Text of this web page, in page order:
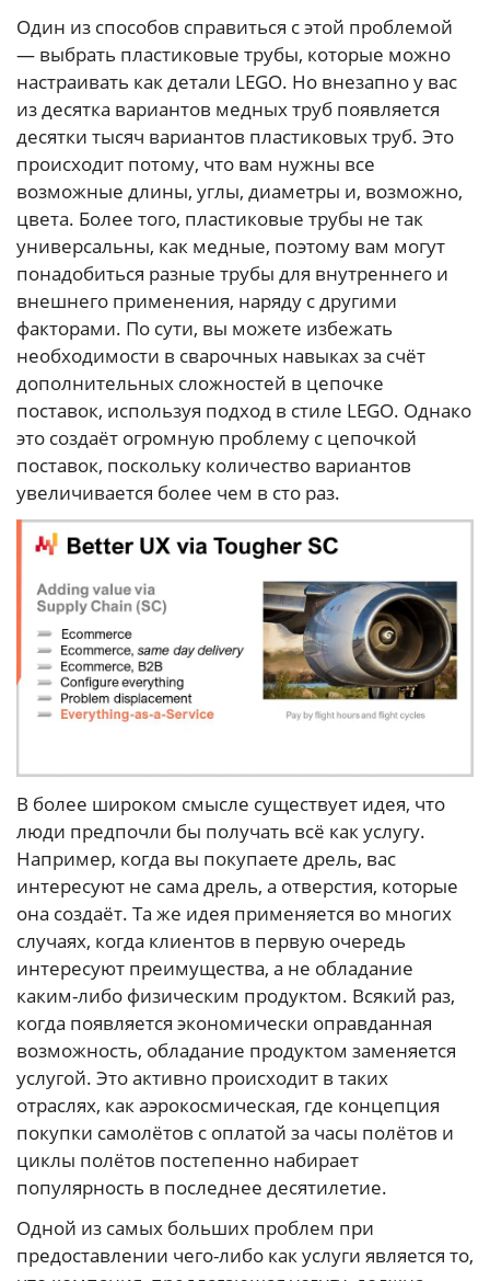
Один из способов справиться с этой проблемой
— выбрать пластиковые трубы, которые можно
настраивать как детали LEGO. Но внезапно у вас
из десятка вариантов медных труб появляется
десятки тысяч вариантов пластиковых труб. Это
происходит потому, что вам нужны все
возможные длины, углы, диаметры и, возможно,
цвета. Более того, пластиковые трубы не так
универсальны, как медные, поэтому вам могут
понадобиться разные трубы для внутреннего и
внешнего применения, наряду с другими
факторами. По сути, вы можете избежать
необходимости в сварочных навыках за счёт
дополнительных сложностей в цепочке
поставок, используя подход в стиле LEGO. Однако
это создаёт огромную проблему с цепочкой
поставок, поскольку количество вариантов
увеличивается более чем в сто раз.
В более широком смысле существует идея, что
люди предпочли бы получать всё как услугу.
Например, когда вы покупаете дрель, вас
интересуют не сама дрель, а отверстия, которые
она создаёт. Та же идея применяется во многих
случаях, когда клиентов в первую очередь
интересуют преимущества, а не обладание
каким-либо физическим продуктом. Всякий раз,
когда появляется экономически оправданная
возможность, обладание продуктом заменяется
услугой. Это активно происходит в таких
отраслях, как аэрокосмическая, где концепция
покупки самолётов с оплатой за часы полётов и
циклы полётов постепенно набирает
популярность в последнее десятилетие.
Одной из самых больших проблем при
предоставлении чего-либо как услуги является то,